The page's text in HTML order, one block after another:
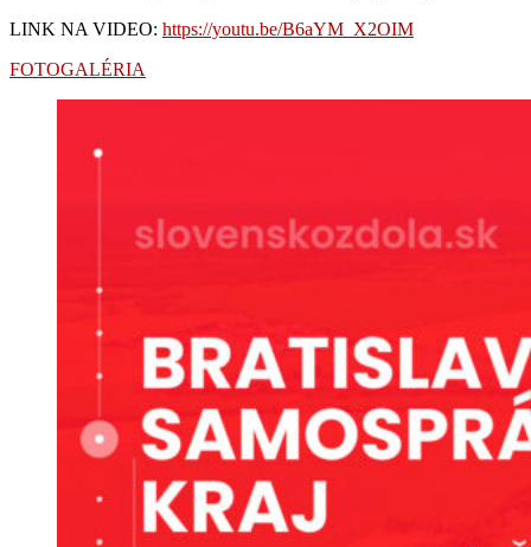
LINK NA VIDEO: https://youtu.be/B6aYM_X2OIM
FOTOGALÉRIA